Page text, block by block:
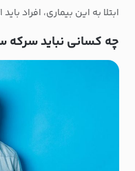
ابتلا به این بیماری، افراد
چه کسانی نباید